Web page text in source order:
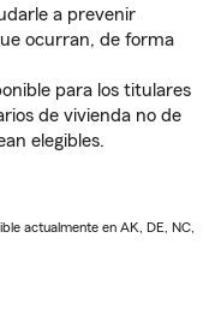
a prevenir
ocurran, de forma
para los titulares
de vivienda no de
elegibles.
actualmente en AK, DE, NC,